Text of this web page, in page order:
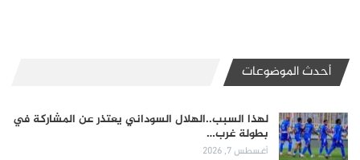
أحدث الموضوعات
لهذا السبب..الهلال السوداني يعتذر عن المشاركة في
بطولة غرب…
أغسطس 7, 2026